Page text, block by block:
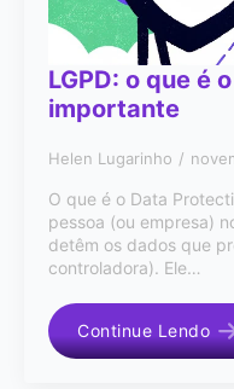
LGPD: o que é
importante
Helen Lugarinho
O que é o Data
pessoa (ou empresa)
detêm os dados que
controladora). Ele…
Continue Lendo